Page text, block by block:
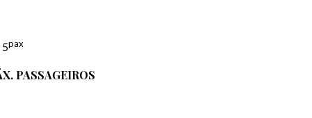
5pax
PASSAGEIROS